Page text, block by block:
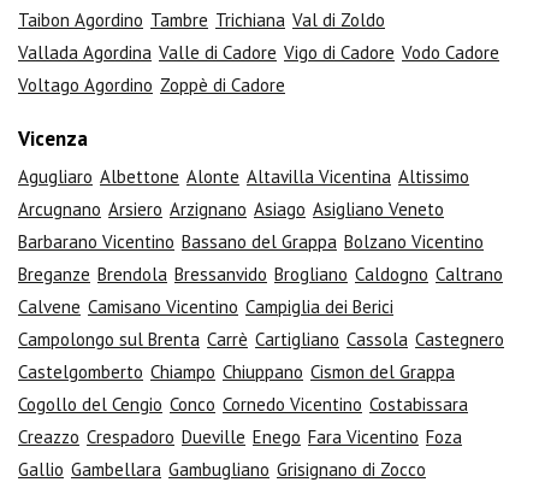
Taibon Agordino Tambre Trichiana Val di Zoldo
Vallada Agordina Valle di Cadore Vigo di Cadore Vodo Cadore
Voltago Agordino Zoppè di Cadore
Vicenza
Agugliaro Albettone Alonte Altavilla Vicentina Altissimo
Arcugnano Arsiero Arzignano Asiago Asigliano Veneto
Barbarano Vicentino Bassano del Grappa Bolzano Vicentino
Breganze Brendola Bressanvido Brogliano Caldogno Caltrano
Calvene Camisano Vicentino Campiglia dei Berici
Campolongo sul Brenta Carrè Cartigliano Cassola Castegnero
Castelgomberto Chiampo Chiuppano Cismon del Grappa
Cogollo del Cengio Conco Cornedo Vicentino Costabissara
Creazzo Crespadoro Dueville Enego Fara Vicentino Foza
Gallio Gambellara Gambugliano Grisignano di Zocco